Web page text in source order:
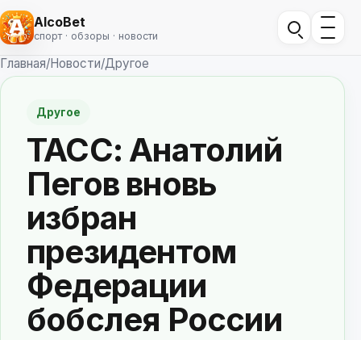
AlcoBet
спорт · обзоры · новости
Главная/Новости/Другое
Другое
ТАСС: Анатолий
Пегов вновь
избран
президентом
Федерации
бобслея России